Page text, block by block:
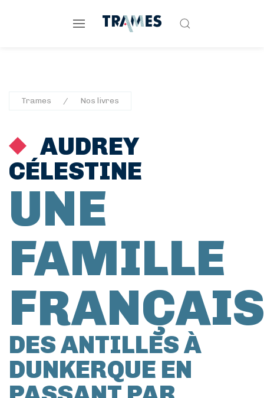
Trames Nos livres
AUDREY
CÉLESTINE
UNE
FAMILLE
DES ANTILLES À
DUNKERQUE EN